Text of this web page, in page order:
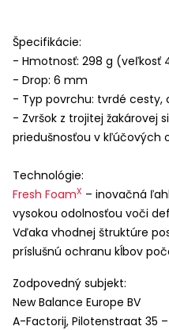
Špecifikácie:
- Hmotnosť: 298 g (veľkosť
- Drop: 6 mm
- Typ povrchu: tvrdé cesty,
- Zvršok z trojitej žakárovej
priedušnosťou v kľúčových
Technológie:
Fresh FoamX – inovačná
vysokou odolnosťou voči
Vďaka vhodnej štruktúre
príslušnú ochranu kĺbov
Zodpovedný subjekt:
New Balance Europe BV
A-Factorij, Pilotenstraat 35